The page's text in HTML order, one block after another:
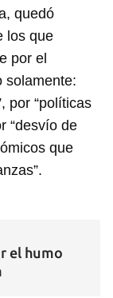
quedó
los que
por el
solamente:
por “políticas
“desvío de
que
el humo